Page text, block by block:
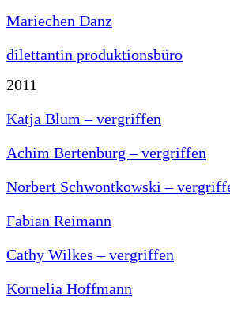
Mariechen Danz
dilettantin produktionsbüro
2011
Katja Blum – vergriffen
Achim Bertenburg – vergriffen
Norbert Schwontkowski –
Fabian Reimann
Cathy Wilkes – vergriffen
Kornelia Hoffmann